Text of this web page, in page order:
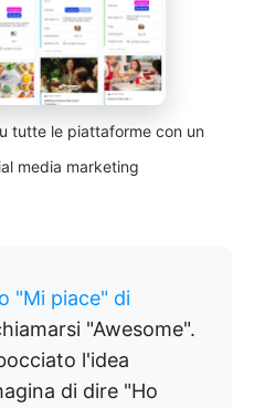
tutte le piattaforme con un
media marketing
"Mi piace" di
"Awesome".
l'idea
di dire "Ho